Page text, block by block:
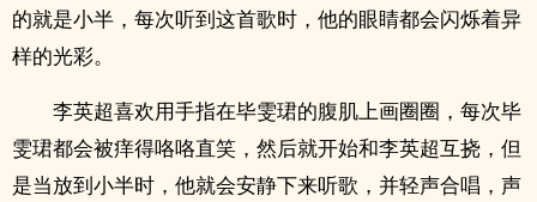
的就是小半，每次听到这首歌时，他的眼睛都会闪烁着异
样的光彩。
李英超喜欢用手指在毕雯珺的腹肌上画圈圈，每次毕
雯珺都会被痒得咯咯直笑，然后就开始和李英超互挠，但
是当放到小半时，他就会安静下来听歌，并轻声合唱，声